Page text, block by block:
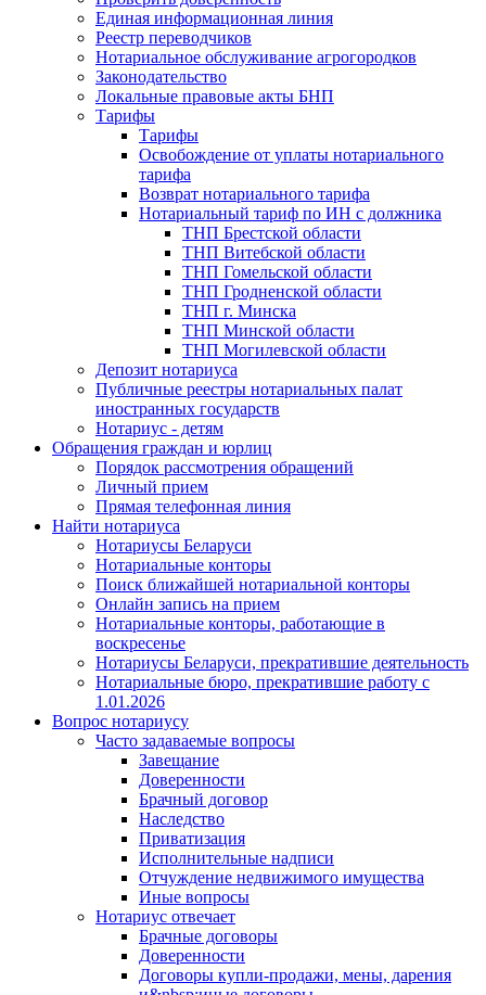
Единая информационная линия
Реестр переводчиков
Нотариальное обслуживание агрогородков
Законодательство
Локальные правовые акты БНП
Тарифы
Тарифы
Освобождение от уплаты нотариального
тарифа
Возврат нотариального тарифа
Нотариальный тариф по ИН с должника
ТНП Брестской области
ТНП Витебской области
ТНП Гомельской области
ТНП Гродненской области
ТНП г. Минска
ТНП Минской области
ТНП Могилевской области
Депозит нотариуса
Публичные реестры нотариальных палат
иностранных государств
Нотариус - детям
Обращения граждан и юрлиц
Порядок рассмотрения обращений
Личный прием
Прямая телефонная линия
Найти нотариуса
Нотариусы Беларуси
Нотариальные конторы
Поиск ближайшей нотариальной конторы
Онлайн запись на прием
Нотариальные конторы, работающие в
воскресенье
Нотариусы Беларуси, прекратившие деятельность
Нотариальные бюро, прекратившие работу с
1.01.2026
Вопрос нотариусу
Часто задаваемые вопросы
Завещание
Доверенности
Брачный договор
Наследство
Приватизация
Исполнительные надписи
Отчуждение недвижимого имущества
Иные вопросы
Нотариус отвечает
Брачные договоры
Доверенности
Договоры купли-продажи, мены, дарения